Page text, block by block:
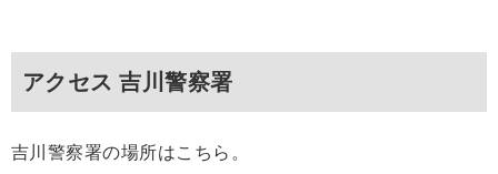
アクセス 吉川警察署
吉川警察署の場所はこちら。